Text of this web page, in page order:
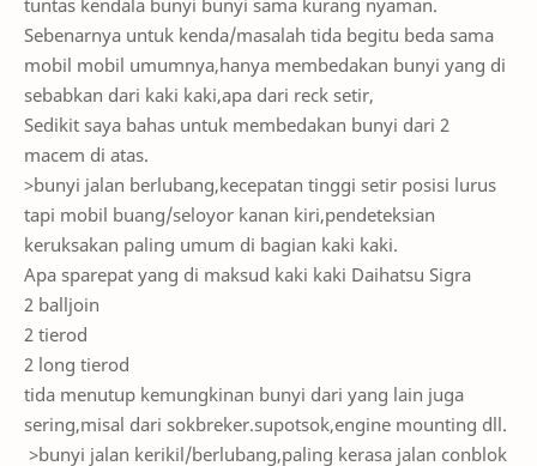
tuntas kendala bunyi bunyi sama kurang nyaman.
Sebenarnya untuk kenda/masalah tida begitu beda sama
mobil mobil umumnya,hanya membedakan bunyi yang di
sebabkan dari kaki kaki,apa dari reck setir,
Sedikit saya bahas untuk membedakan bunyi dari 2
macem di atas.
>bunyi jalan berlubang,kecepatan tinggi setir posisi lurus
tapi mobil buang/seloyor kanan kiri,pendeteksian
keruksakan paling umum di bagian kaki kaki.
Apa sparepat yang di maksud kaki kaki Daihatsu Sigra
2 balljoin
2 tierod
2 long tierod
tida menutup kemungkinan bunyi dari yang lain juga
sering,misal dari sokbreker.supotsok,engine mounting dll.
>bunyi jalan kerikil/berlubang,paling kerasa jalan conblok